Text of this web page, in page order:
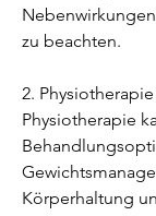
zu beachten.
2. Physiotherapie
Physiotherapie
Körperhaltung